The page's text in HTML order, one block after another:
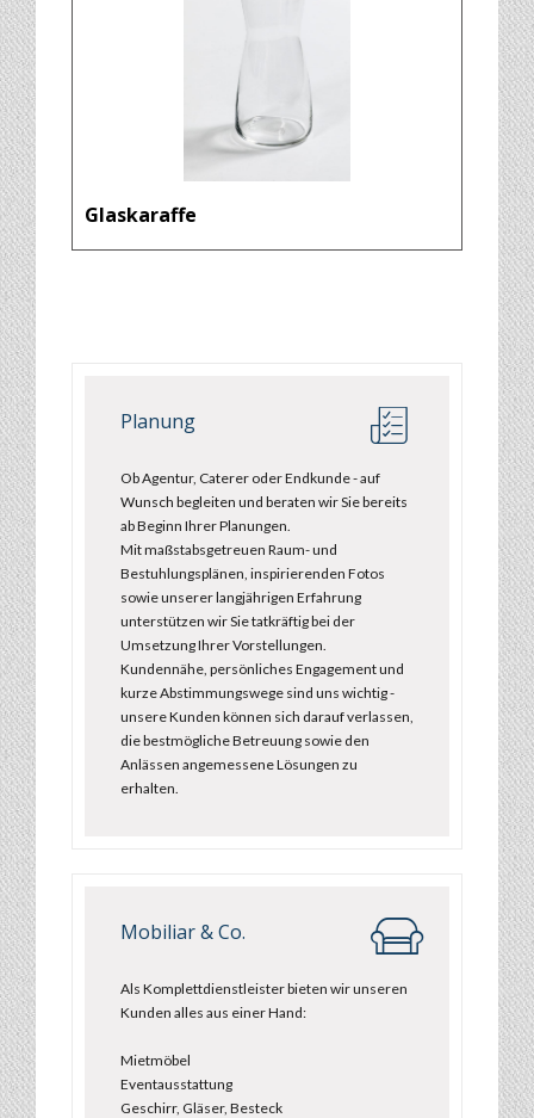
Glaskaraffe
Planung
Ob Agentur, Caterer oder Endkunde - auf
Wunsch begleiten und beraten wir Sie bereits
ab Beginn Ihrer Planungen.
Mit maßstabsgetreuen Raum- und
Bestuhlungsplänen, inspirierenden Fotos
sowie unserer langjährigen Erfahrung
unterstützen wir Sie tatkräftig bei der
Umsetzung Ihrer Vorstellungen.
Kundennähe, persönliches Engagement und
kurze Abstimmungswege sind uns wichtig -
unsere Kunden können sich darauf verlassen,
die bestmögliche Betreuung sowie den
Anlässen angemessene Lösungen zu
erhalten.
Mobiliar & Co.
Als Komplettdienstleister bieten wir unseren
Kunden alles aus einer Hand:
Mietmöbel
Eventausstattung
Geschirr, Gläser, Besteck